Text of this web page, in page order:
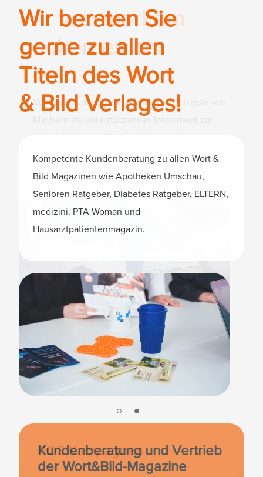
Wir von markom
packen es an.
Strategisch durchsetzungsfähige Konzepte von
Machern als unterstützendes Instrument zur
Absatzförderung für Apotheken und
Markenhersteller. Das macht Sie zu Gewinnern.
Wir beraten Sie
gerne zu allen
Titeln des Wort
& Bild Verlages!
Kompetente Kundenberatung zu allen Wort &
Bild Magazinen wie Apotheken Umschau,
Senioren Ratgeber, Diabetes Ratgeber, ELTERN,
medizini, PTA Woman und
Hausarztpatientenmagazin.
POS-Kampagnen
Kundenberatung und Vertrieb
der Wort&Bild-Magazine